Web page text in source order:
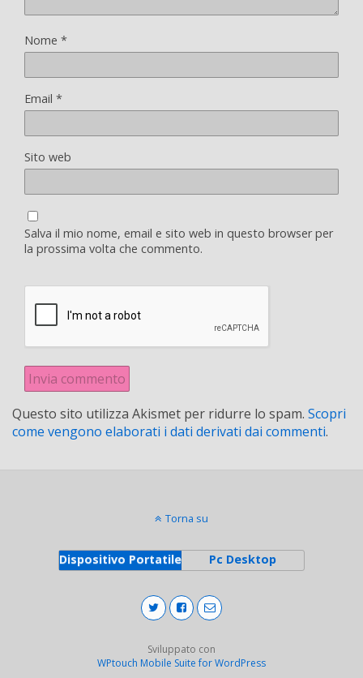
Nome *
Email *
Sito web
Salva il mio nome, email e sito web in questo browser per
la prossima volta che commento.
Questo sito utilizza Akismet per ridurre lo spam. Scopri
come vengono elaborati i dati derivati dai commenti.
Torna su
Dispositivo Portatile Pc Desktop
Sviluppato con
WPtouch Mobile Suite for WordPress